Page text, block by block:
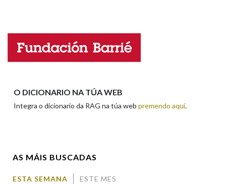
Nome
O DICIONARIO NA TÚA WEB
Integra o dicionario da RAG na túa web premendo aquí.
AS MÁIS BUSCADAS
ESTA SEMANA ESTE MES